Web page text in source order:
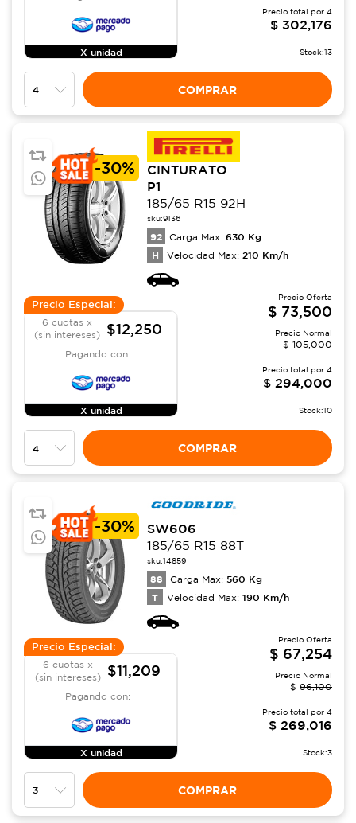
X unidad
Precio total por 4
$ 302,176
Stock:13
COMPRAR
-30%
CINTURATO
P1
185/65 R15 92H
sku:9136
92 Carga Max: 630 Kg
H Velocidad Max: 210 Km/h
Precio Especial:
6 cuotas x
(sin intereses)
$12,250
Pagando con:
X unidad
Precio Oferta
$ 73,500
Precio Normal
$ 105,000
Precio total por 4
$ 294,000
Stock:10
COMPRAR
-30%
SW606
185/65 R15 88T
sku:14859
88 Carga Max: 560 Kg
T Velocidad Max: 190 Km/h
Precio Especial:
6 cuotas x
(sin intereses)
$11,209
Pagando con:
X unidad
Precio Oferta
$ 67,254
Precio Normal
$ 96,100
Precio total por 4
$ 269,016
Stock:3
COMPRAR